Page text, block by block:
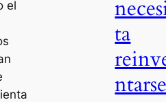
el
ta